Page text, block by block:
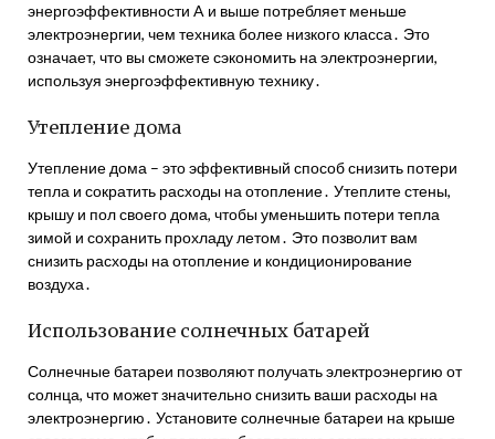
энергоэффективности A и выше потребляет меньше
электроэнергии, чем техника более низкого класса․ Это
означает, что вы сможете сэкономить на электроэнергии,
используя энергоэффективную технику․
Утепление дома
Утепление дома – это эффективный способ снизить потери
тепла и сократить расходы на отопление․ Утеплите стены,
крышу и пол своего дома, чтобы уменьшить потери тепла
зимой и сохранить прохладу летом․ Это позволит вам
снизить расходы на отопление и кондиционирование
воздуха․
Использование солнечных батарей
Солнечные батареи позволяют получать электроэнергию от
солнца, что может значительно снизить ваши расходы на
электроэнергию․ Установите солнечные батареи на крыше